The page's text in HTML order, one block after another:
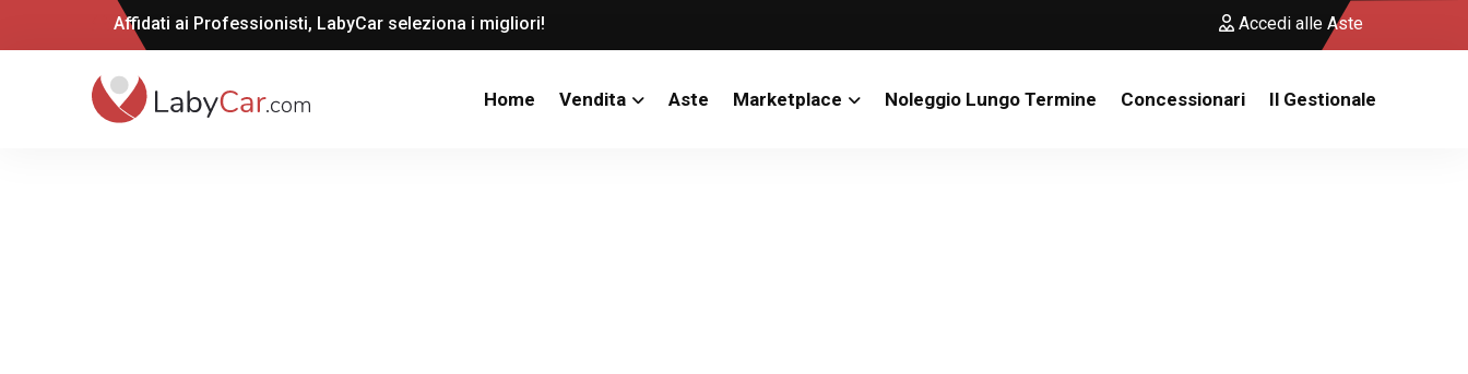
Affidati ai Professionisti, LabyCar seleziona i migliori! Accedi alle Aste
Home Vendita Aste Marketplace Noleggio Lungo Termine Concessionari Il Gestionale